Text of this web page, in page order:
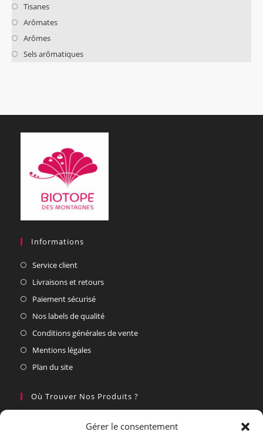
Gérer le consentement
Tisanes
Arômates
Arômes
Sels arômatiques
Informations
Service client
Livraisons et retours
Paiement sécurisé
Nos labels de qualité
Conditions générales de vente
Mentions légales
Plan du site
Où Trouver Nos Produits ?